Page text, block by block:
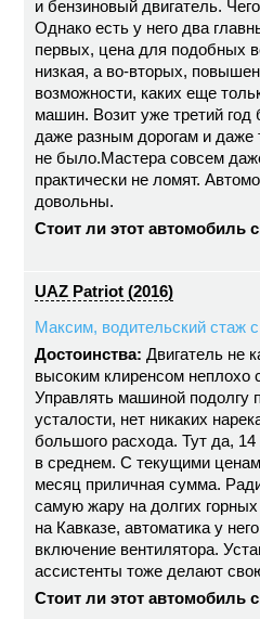
и бензиновый двигатель.
Однако есть у него два
первых, цена для подобных
низкая, а во-вторых,
возможности, каких еще
машин. Возит уже третий год
даже разным дорогам и даже
не было.Мастера совсем
практически не ломят.
довольны.
Стоит ли этот автомобиль
UAZ Patriot (2016)
Максим, водительский стаж с
Достоинства: Двигатель не
высоким клиренсом неплохо
Управлять машиной подолгу
усталости, нет никаких
большого расхода. Тут да,
в среднем. С текущими
месяц приличная сумма.
самую жару на долгих
на Кавказе, автоматика у
включение вентилятора.
ассистенты тоже делают
Стоит ли этот автомобиль